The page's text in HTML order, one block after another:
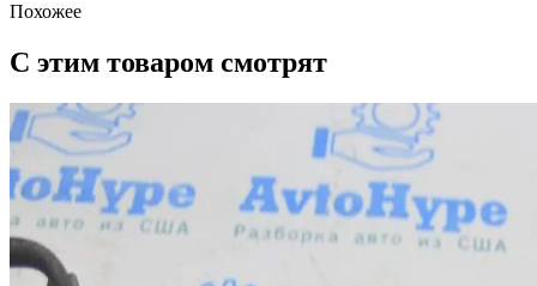
Похожее
С этим товаром смотрят